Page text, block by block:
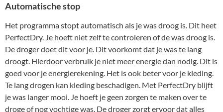
Automatische stop
Het programma stopt automatisch als je was droog is. Dit heet
PerfectDry. Je hoeft niet zelf te controleren of de was droog is.
De droger doet dit voor je. Dit voorkomt dat je was te lang
droogt. Hierdoor verbruik je niet meer energie dan nodig. Dit is
goed voor je energierekening. Het is ook beter voor je kleding.
Te lang drogen kan kleding beschadigen. Met PerfectDry blijft
je was langer mooi. Je hoeft je geen zorgen te maken over te
droge of nog vochtige was. De droger zorgt ervoor dat alles